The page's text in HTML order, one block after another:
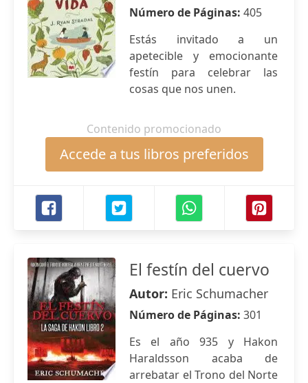
Número de Páginas: 405
Estás invitado a un
apetecible y emocionante
festín para celebrar las
cosas que nos unen.
Contenido promocionado
Accede a tus libros preferidos
El festín del cuervo
Autor: Eric Schumacher
Número de Páginas: 301
Es el año 935 y Hakon
Haraldsson acaba de
arrebatar el Trono del Norte